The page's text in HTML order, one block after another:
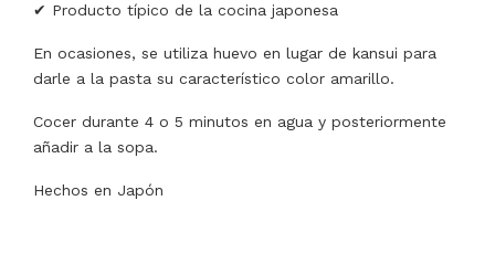
✔ Producto típico de la cocina japonesa
En ocasiones, se utiliza huevo en lugar de kansui para
darle a la pasta su característico color amarillo.
Cocer durante 4 o 5 minutos en agua y posteriormente
añadir a la sopa.
Hechos en Japón